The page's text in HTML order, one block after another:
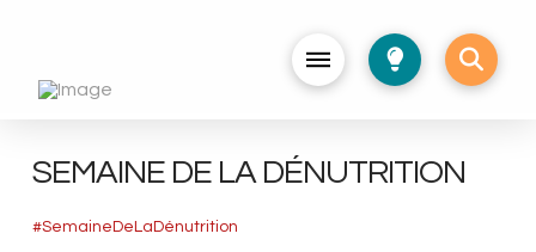
SEMAINE DE LA DÉNUTRITION
#SemaineDeLaDénutrition